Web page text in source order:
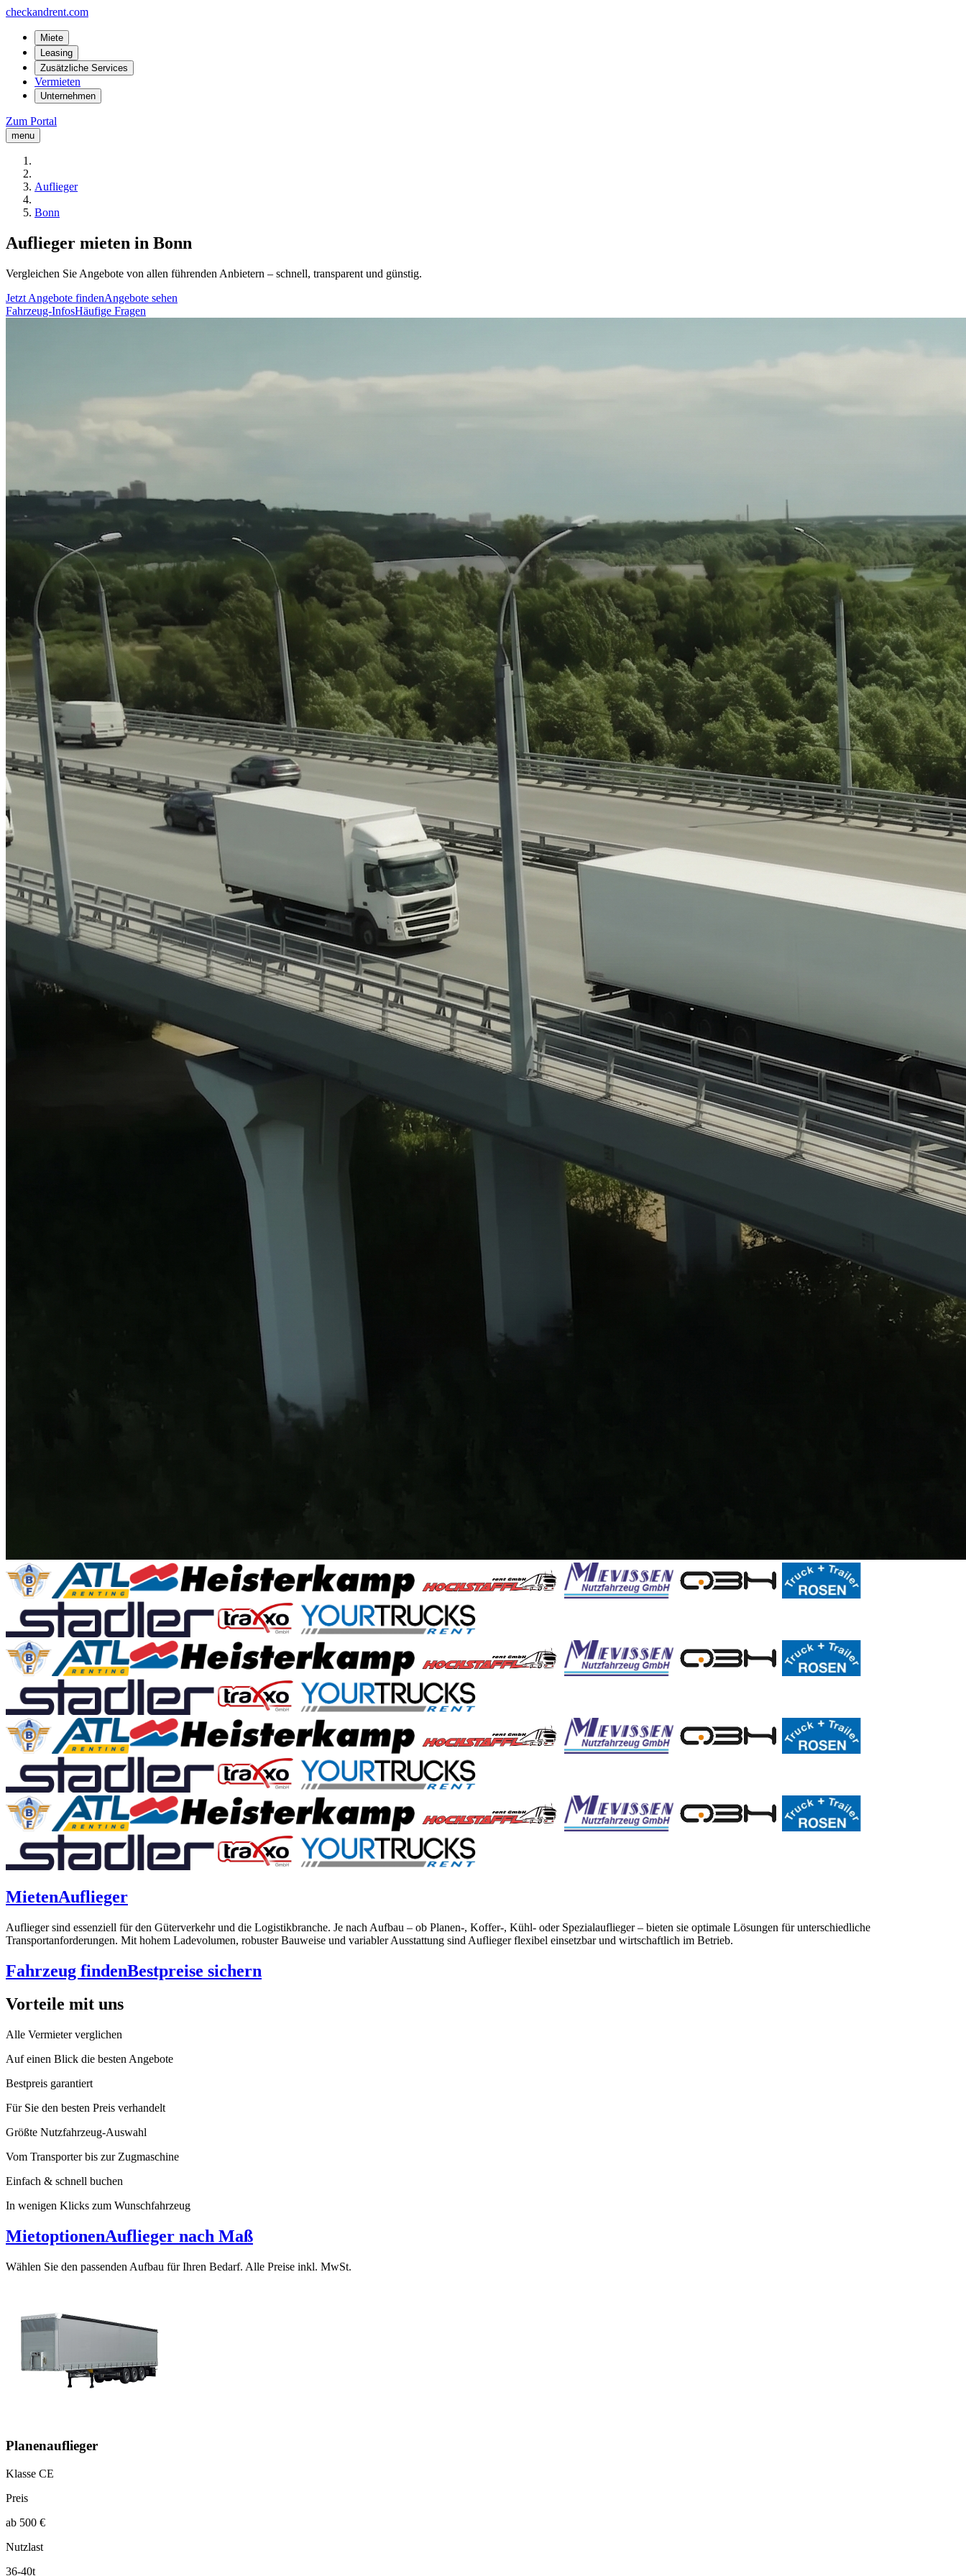
checkandrent.com
Miete
Leasing
Zusätzliche Services
Vermieten
Unternehmen
Zum Portal
menu
Auflieger
Bonn
Auflieger mieten in Bonn
Vergleichen Sie Angebote von allen führenden Anbietern – schnell, transparent und günstig.
Jetzt Angebote findenAngebote sehen
Fahrzeug-InfosHäufige Fragen
MietenAuflieger
Auflieger sind essenziell für den Güterverkehr und die Logistikbranche. Je nach Aufbau – ob Planen-, Koffer-, Kühl- oder Spezialauflieger – bieten sie optimale Lösungen für unterschiedliche
Transportanforderungen. Mit hohem Ladevolumen, robuster Bauweise und variabler Ausstattung sind Auflieger flexibel einsetzbar und wirtschaftlich im Betrieb.
Fahrzeug findenBestpreise sichern
Vorteile mit uns
Alle Vermieter verglichen
Auf einen Blick die besten Angebote
Bestpreis garantiert
Für Sie den besten Preis verhandelt
Größte Nutzfahrzeug-Auswahl
Vom Transporter bis zur Zugmaschine
Einfach & schnell buchen
In wenigen Klicks zum Wunschfahrzeug
MietoptionenAuflieger nach Maß
Wählen Sie den passenden Aufbau für Ihren Bedarf. Alle Preise inkl. MwSt.
Planenauflieger
Klasse CE
Preis
ab 500 €
Nutzlast
36-40t